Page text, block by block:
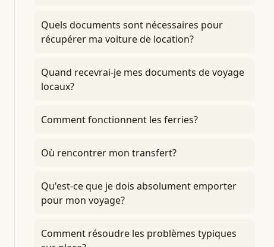
Quels documents sont nécessaires pour
récupérer ma voiture de location?
Quand recevrai-je mes documents de voyage
locaux?
Comment fonctionnent les ferries?
Où rencontrer mon transfert?
Qu'est-ce que je dois absolument emporter
pour mon voyage?
Comment résoudre les problèmes typiques